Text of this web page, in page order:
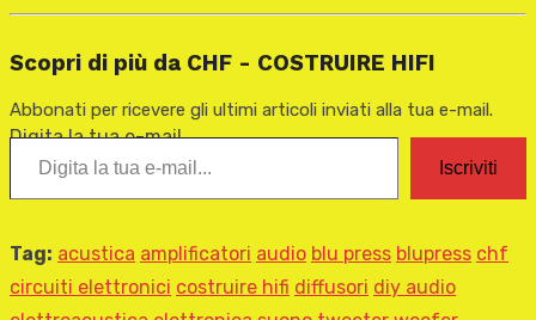
Scopri di più da CHF - COSTRUIRE HIFI
Abbonati per ricevere gli ultimi articoli inviati alla tua e-mail.
Digita la tua e-mail...
Iscriviti
Tag: acustica amplificatori audio blu press blupress chf
circuiti elettronici costruire hifi diffusori diy audio